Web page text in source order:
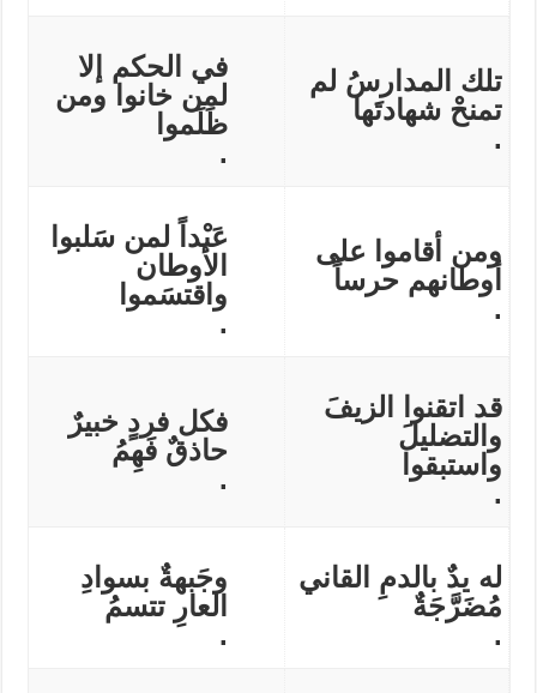
تلك المدارسُ لم
تمنحْ شهادتَها
.
في الحكم إلا
لمن خانوا ومن
ظَلَموا
.
ومن أقاموا على
أوطانهم حرساً
.
عَبْداً لمن سَلبوا
الأوطان
واقتسَموا
.
قد اتقنوا الزيفَ
والتضليلَ
واستبقوا
.
فكل فردٍ خبيرٌ
حاذقٌ فَهِمُ
.
له يدٌ بالدمِ القاني
مُضَرَّجَةٌ
.
وجَبهةٌ بسوادِ
العارِ تتسمُ
.